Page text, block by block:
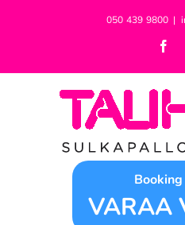
050 439 9800 |
VARAA